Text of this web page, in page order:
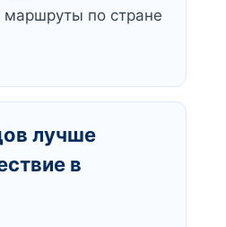
по стране
лучше
в